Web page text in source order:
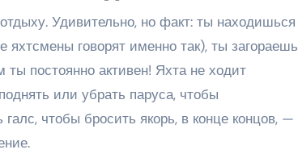
Удивительно, но факт: ты находишься
говорят именно так), ты загораешь
постоянно активен! Яхта не ходит
или убрать паруса, чтобы
чтобы бросить якорь, в конце концов, —